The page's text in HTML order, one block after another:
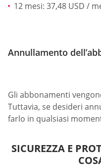
12 mesi: 37,48 USD /
Annullamento
Gli abbonamenti
Tuttavia, se desideri
farlo in qualsiasi
SICUREZZA E